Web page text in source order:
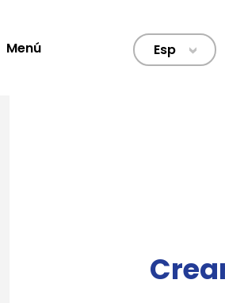
Menú Esp >